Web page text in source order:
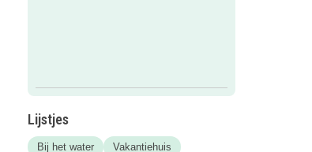
Lijstjes
Bij het water Vakantiehuis